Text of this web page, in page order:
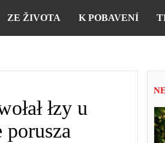
ZE ŽIVOTA K POBAVENÍ
łzy u